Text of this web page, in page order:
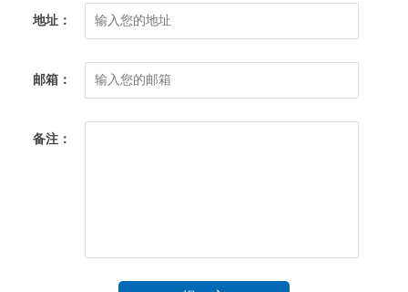
地址：
邮箱：
备注：